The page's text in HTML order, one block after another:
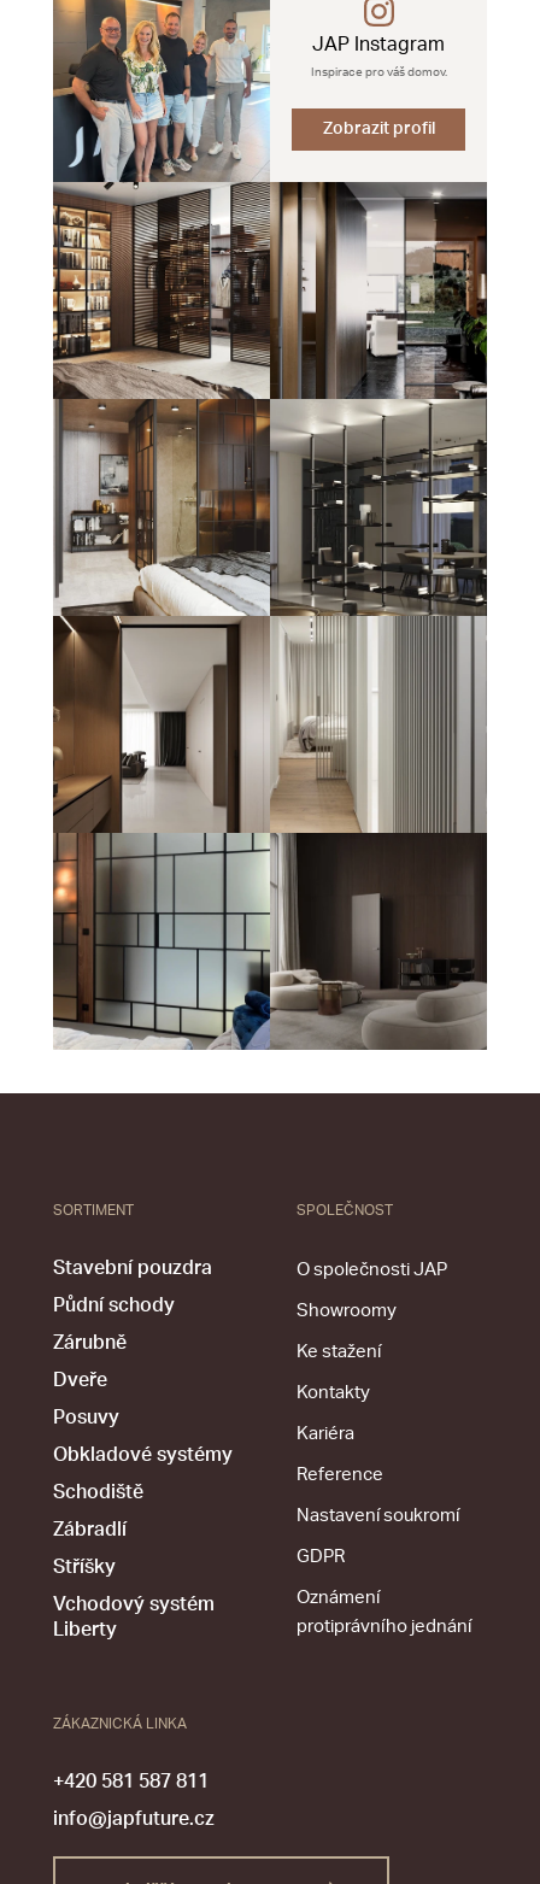
JAP Instagram
Inspirace pro váš domov.
Zobrazit profil
SORTIMENT
Stavební pouzdra
Půdní schody
Zárubně
Dveře
Posuvy
Obkladové systémy
Schodiště
Zábradlí
Stříšky
Vchodový systém
Liberty
SPOLEČNOST
O společnosti JAP
Showroomy
Ke stažení
Kontakty
Kariéra
Reference
Nastavení soukromí
GDPR
Oznámení
protiprávního jednání
ZÁKAZNICKÁ LINKA
+420 581 587 811
info@japfuture.cz